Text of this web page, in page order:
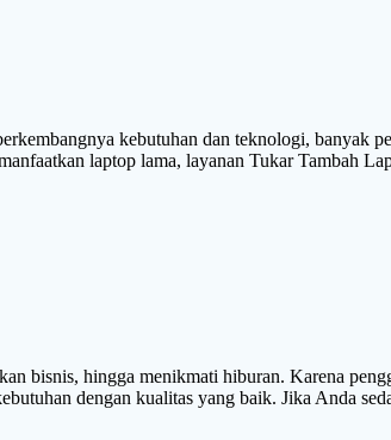
kebutuhan dan teknologi, banyak
laptop lama, layanan Tukar Tambah
bisnis, hingga menikmati hiburan. Karena
dengan kualitas yang baik. Jika Anda